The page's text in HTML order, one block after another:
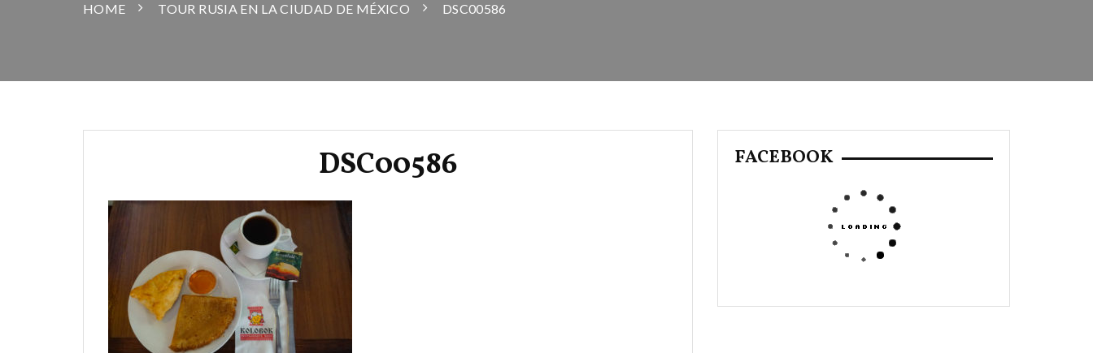
HOME TOUR RUSIA EN LA CIUDAD DE MÉXICO DSC00586
DSC00586 FACEBOOK